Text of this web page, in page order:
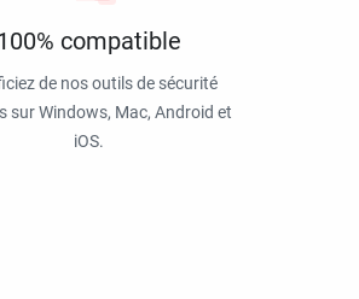
compatible
de nos outils de sécurité
sur Windows, Mac, Android et
iOS.